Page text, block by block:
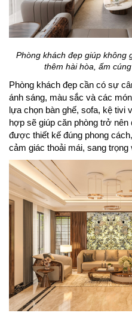
Phòng khách đẹp giúp không
thêm hài hòa, ấm
Phòng khách đẹp cần có sự
ánh sáng, màu sắc và các
lựa chọn bàn ghế, sofa, kệ tivi
hợp sẽ giúp căn phòng trở nên
được thiết kế đúng phong
cảm giác thoải mái, sang trọng